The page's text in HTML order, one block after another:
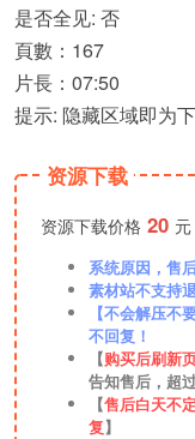
是否全见: 否
頁數：167
片長：07:50
提示: 隐藏区域即为
资源下载
资源下载价格 20 元
系统原因，售
素材站不支持
【不会解压不
不回复！
【购买后刷新
告知售后，超
【售后白天不
复】